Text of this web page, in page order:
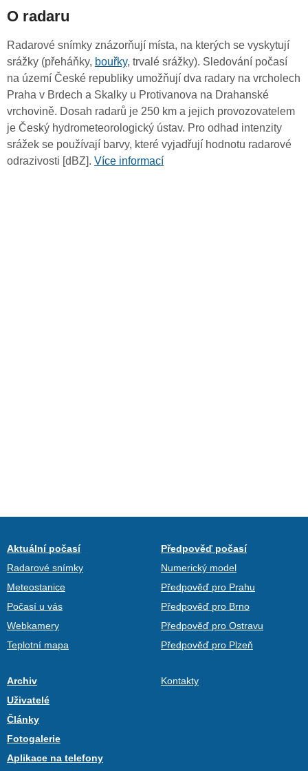
O radaru
Radarové snímky znázorňují místa, na kterých se vyskytují
srážky (přeháňky, bouřky, trvalé srážky). Sledování počasí
na území České republiky umožňují dva radary na vrcholech
Praha v Brdech a Skalky u Protivanova na Drahanské
vrchovině. Dosah radarů je 250 km a jejich provozovatelem
je Český hydrometeorologický ústav. Pro odhad intenzity
srážek se používají barvy, které vyjadřují hodnotu radarové
odrazivosti [dBZ]. Více informací
Aktuální počasí
Radarové snímky
Meteostanice
Počasí u vás
Webkamery
Teplotní mapa
Předpověď počasí
Numerický model
Předpověď pro Prahu
Předpověď pro Brno
Předpověď pro Ostravu
Předpověď pro Plzeň
Archiv
Uživatelé
Články
Fotogalerie
Aplikace na telefony
Kontakty